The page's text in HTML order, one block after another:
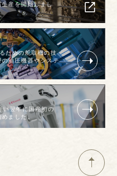
生産を開始しまし
ための舵取機の技
油圧機器やシステ
い翌年に国産初の
ました。